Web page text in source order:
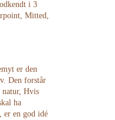
i 3
Mitted,
er den
Den forstår
natur, Hvis
ha
er en god idé